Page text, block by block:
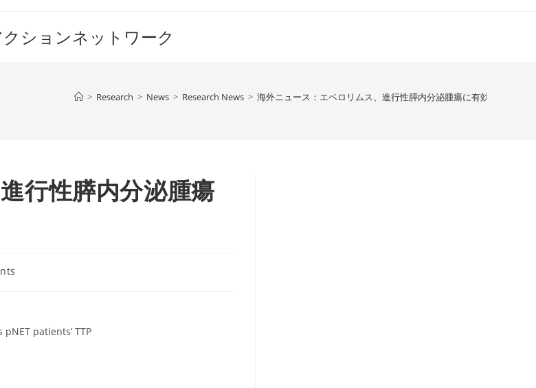
ションネットワーク
> Research > News > Research News > 海外ニュース：エベロリムス、進行性膵内分泌腫瘍に有効
行性膵内分泌腫瘍
patients’ TTP